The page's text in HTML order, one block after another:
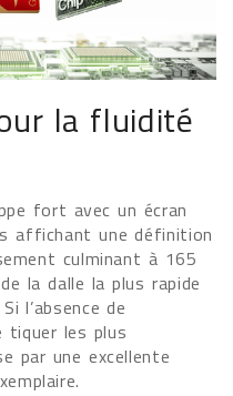
la fluidité
fort avec un écran
affichant une définition
culminant à 165
la dalle la plus rapide
l’absence de
tiquer les plus
par une excellente